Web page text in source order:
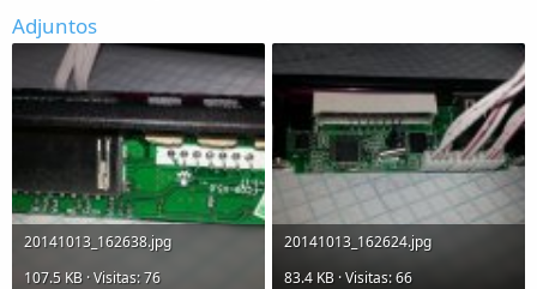
Adjuntos
20141013_162638.jpg
107.5 KB · Visitas: 76
20141013_162624.jpg
83.4 KB · Visitas: 66